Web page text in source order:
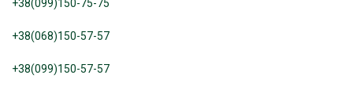
+38(099)150-75-75
+38(068)150-57-57
+38(099)150-57-57